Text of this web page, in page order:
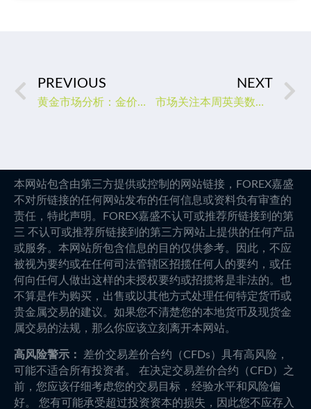
PREVIOUS
黄金市场分析：金价涨势暂缓恐回调，但不改长期上涨趋势
NEXT
市场关注本周英美数据！英镑短期有回调风险，长期也不乐观
本网站包含由第三方提供或控制的网站链接，FOREX嘉盛
不对所链接的任何网站发布的任何信息或资料负有审查的
责任，特此声明。FOREX嘉盛不认可或推荐所链接到的第
三 不认可或推荐所链接到的第三方网站上提供的任何产品
或服务。本网站所包含信息的目的仅供参考。因此，不应
被视为要约或在任何司法管辖区招揽任何人的要约，或任
何向任何人做出这样的未授权要约或招揽将是非法的。也
不算是作为购买，出售或以其他方式处理任何特定货币或
贵金属交易的建议。如果您不清楚您的本地货币及现货金
属交易的法规，那么你应该立刻离开本网站。
高风险警示：
差价交易差价合约（CFDs）具有高风险，
可能不适合所有投资者。 在决定交易差价合约（CFD）之
前，您应该仔细考虑您的交易目标，经验水平和风险偏
好。 您有可能承受超过投资资本的损失，因此您不应存入